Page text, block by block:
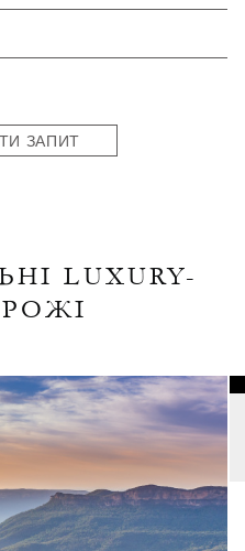
ЗАПИТ
LUXURY-